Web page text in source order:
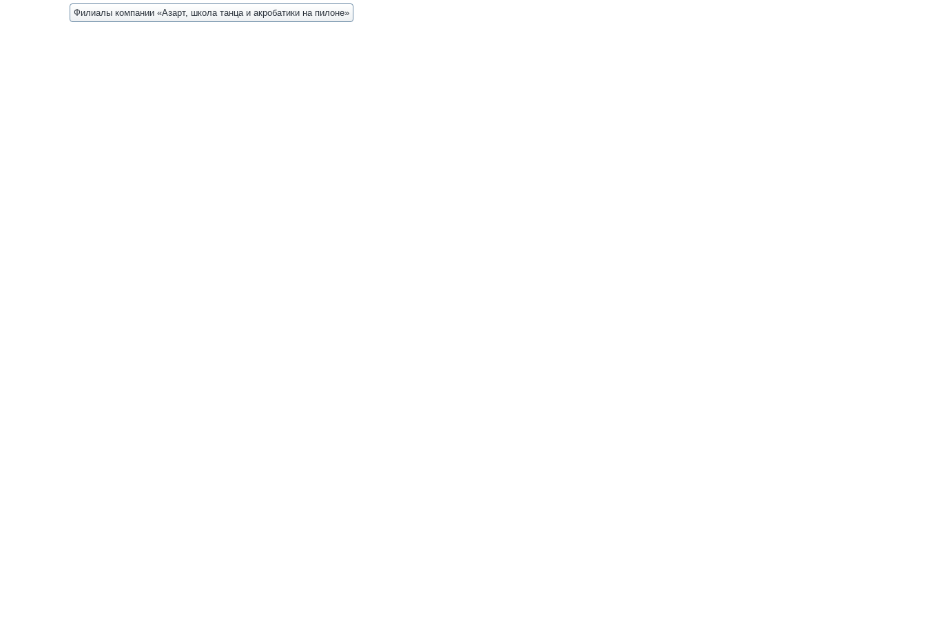
Филиалы компании «Азарт, школа танца и акробатики на пилоне»